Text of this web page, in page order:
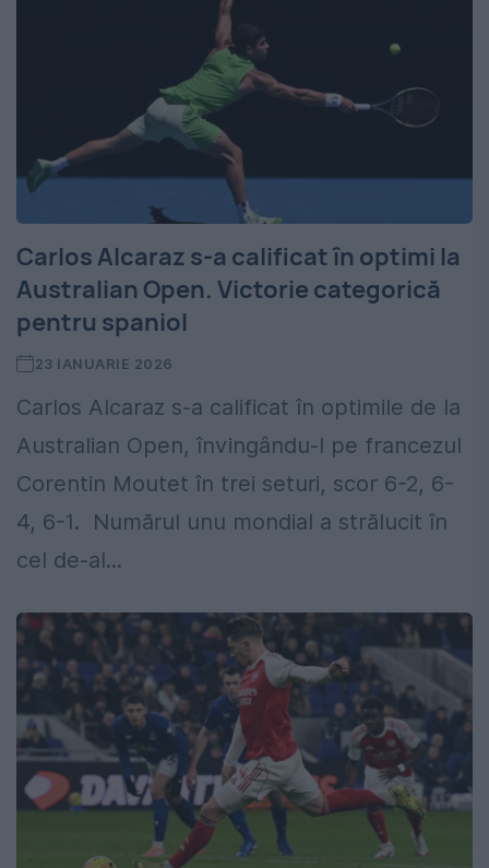
Carlos Alcaraz s-a calificat în optimi la
Australian Open. Victorie categorică
pentru spaniol
23 IANUARIE 2026
Carlos Alcaraz s-a calificat în optimile de la
Australian Open, învingându-l pe francezul
Corentin Moutet în trei seturi, scor 6-2, 6-
4, 6-1. Numărul unu mondial a strălucit în
cel de-al...